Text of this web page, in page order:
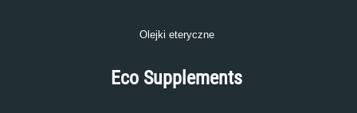
Olejki eteryczne
Eco Supplements